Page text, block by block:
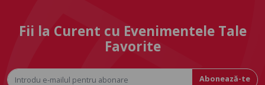
Fii la Curent cu Evenimentele Tale
Favorite
Abonează-te